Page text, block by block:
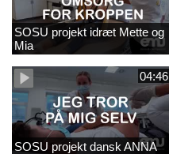
SOSU projekt idræt Mette og
Mia
04:46
SOSU projekt dansk ANNA